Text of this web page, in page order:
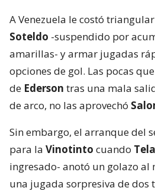
A Venezuela le costó
Soteldo -suspendido por
amarillas- y armar jugadas
opciones de gol. Las pocas
de Ederson tras una mala
de arco, no las aprovechó
Sin embargo, el arranque del
para la Vinotinto cuando
ingresado- anotó un golazo al
una jugada sorpresiva de dos